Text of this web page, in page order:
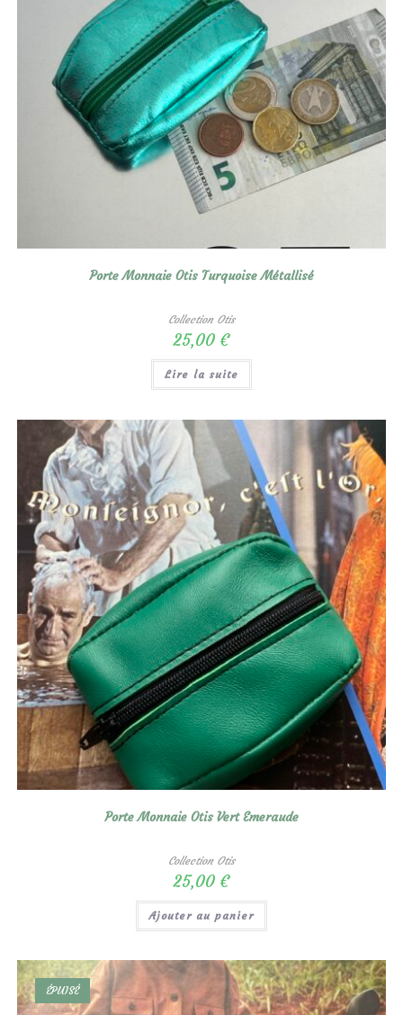
Porte Monnaie Otis Turquoise Métallisé
Collection Otis
25,00 €
Lire la suite
Porte Monnaie Otis Vert Emeraude
Collection Otis
25,00 €
Ajouter au panier
ÉPUISÉ